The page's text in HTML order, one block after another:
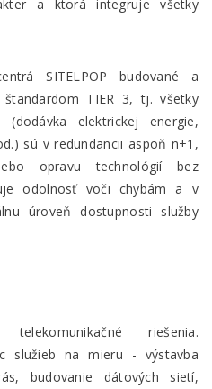
a ktorá integruje všetky
SITELPOP budované a
TIER 3, tj. všetky
elektrickej energie,
sú v redundancii aspoň n+1,
opravu technológií bez
odolnosť voči chybám a v
úroveň dostupnosti služby
riešenia.
služieb na mieru - výstavba
budovanie dátových sietí,